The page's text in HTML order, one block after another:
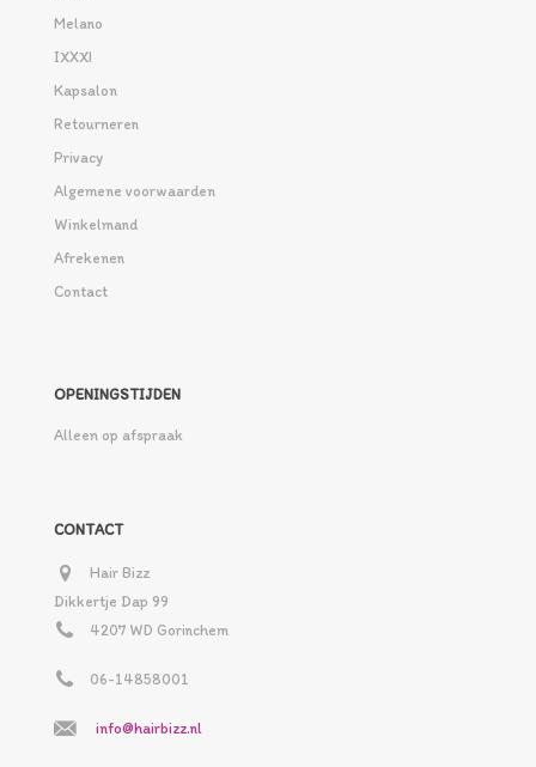
Melano
IXXXI
Kapsalon
Retourneren
Privacy
Algemene voorwaarden
Winkelmand
Afrekenen
Contact
OPENINGSTIJDEN
Alleen op afspraak
CONTACT
Hair Bizz
Dikkertje Dap 99
4207 WD Gorinchem
06-14858001
info@hairbizz.nl